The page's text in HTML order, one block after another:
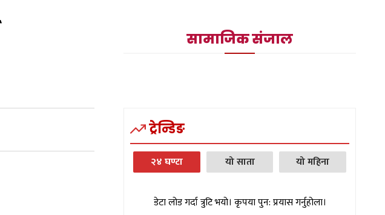
सामाजिक संजाल
ट्रेन्डिङ
२४ घण्टा यो साता यो महिना
डेटा लोड गर्दा त्रुटि भयो। कृपया पुन: प्रयास गर्नुहोला।